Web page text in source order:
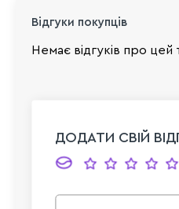
Відгуки покупців
Немає відгуків про цей
ДОДАТИ СВІЙ